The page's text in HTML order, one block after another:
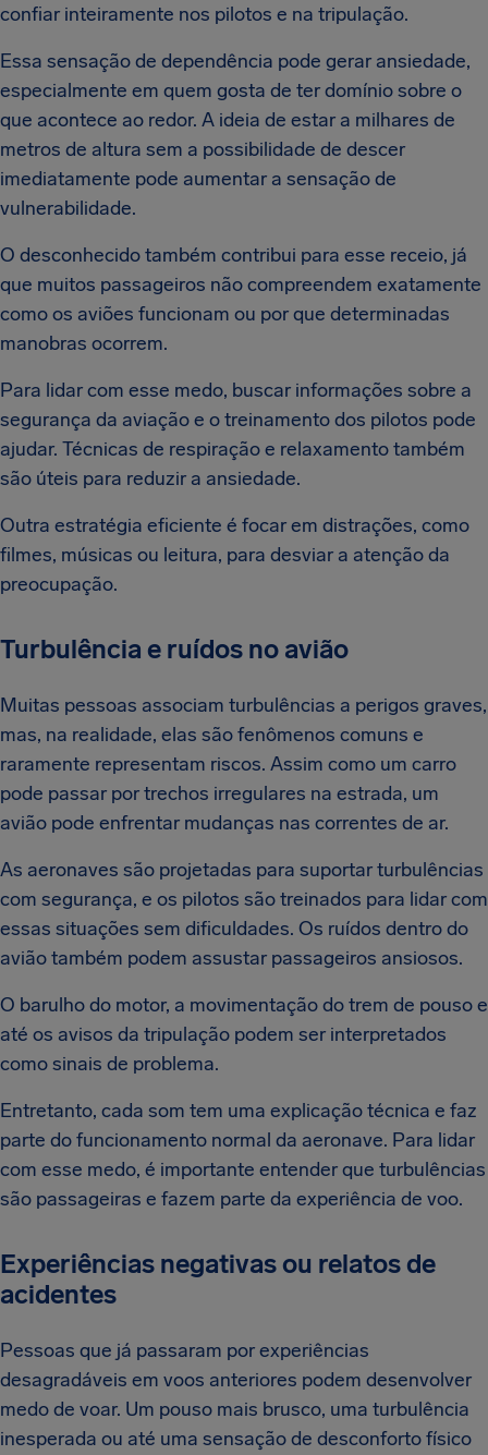
confiar inteiramente nos pilotos e na tripulação.
Essa sensação de dependência pode gerar ansiedade,
especialmente em quem gosta de ter domínio sobre o
que acontece ao redor. A ideia de estar a milhares de
metros de altura sem a possibilidade de descer
imediatamente pode aumentar a sensação de
vulnerabilidade.
O desconhecido também contribui para esse receio, já
que muitos passageiros não compreendem exatamente
como os aviões funcionam ou por que determinadas
manobras ocorrem.
Para lidar com esse medo, buscar informações sobre a
segurança da aviação e o treinamento dos pilotos pode
ajudar. Técnicas de respiração e relaxamento também
são úteis para reduzir a ansiedade.
Outra estratégia eficiente é focar em distrações, como
filmes, músicas ou leitura, para desviar a atenção da
preocupação.
Turbulência e ruídos no avião
Muitas pessoas associam turbulências a perigos graves,
mas, na realidade, elas são fenômenos comuns e
raramente representam riscos. Assim como um carro
pode passar por trechos irregulares na estrada, um
avião pode enfrentar mudanças nas correntes de ar.
As aeronaves são projetadas para suportar turbulências
com segurança, e os pilotos são treinados para lidar com
essas situações sem dificuldades. Os ruídos dentro do
avião também podem assustar passageiros ansiosos.
O barulho do motor, a movimentação do trem de pouso e
até os avisos da tripulação podem ser interpretados
como sinais de problema.
Entretanto, cada som tem uma explicação técnica e faz
parte do funcionamento normal da aeronave. Para lidar
com esse medo, é importante entender que turbulências
são passageiras e fazem parte da experiência de voo.
Experiências negativas ou relatos de
acidentes
Pessoas que já passaram por experiências
desagradáveis em voos anteriores podem desenvolver
medo de voar. Um pouso mais brusco, uma turbulência
inesperada ou até uma sensação de desconforto físico